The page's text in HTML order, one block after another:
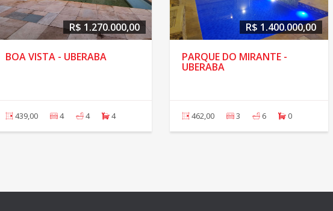
R$ 1.270.000,00
BOA VISTA - UBERABA
439,00 4 4 4
R$ 1.400.000,00
PARQUE DO MIRANTE -
UBERABA
462,00 3 6 0